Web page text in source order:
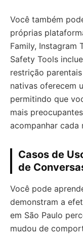
Você também
próprias
Family, Instagram
Safety Tools
restrição
nativas oferecem
permitindo que
mais
acompanhar cada
Casos de
de
Você pode
demonstram a
em São Paulo
mudou de